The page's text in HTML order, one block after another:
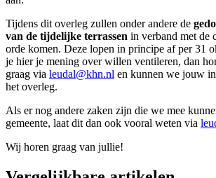
Tijdens dit overleg zullen onder andere de
van de tijdelijke terrassen in verband met de
orde komen. Deze lopen in principe af per 31
je hier je mening over willen ventileren, dan
graag via leudal@khn.nl en kunnen we jouw
het overleg.
Als er nog andere zaken zijn die we mee
gemeente, laat dit dan ook vooral weten via
Wij horen graag van jullie!